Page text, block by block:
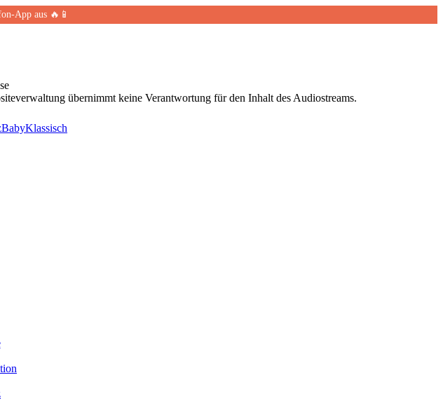
App aus 🔥📱
BabyKlassisch
übernimmt keine Verantwortung für den Inhalt des Audiostreams.